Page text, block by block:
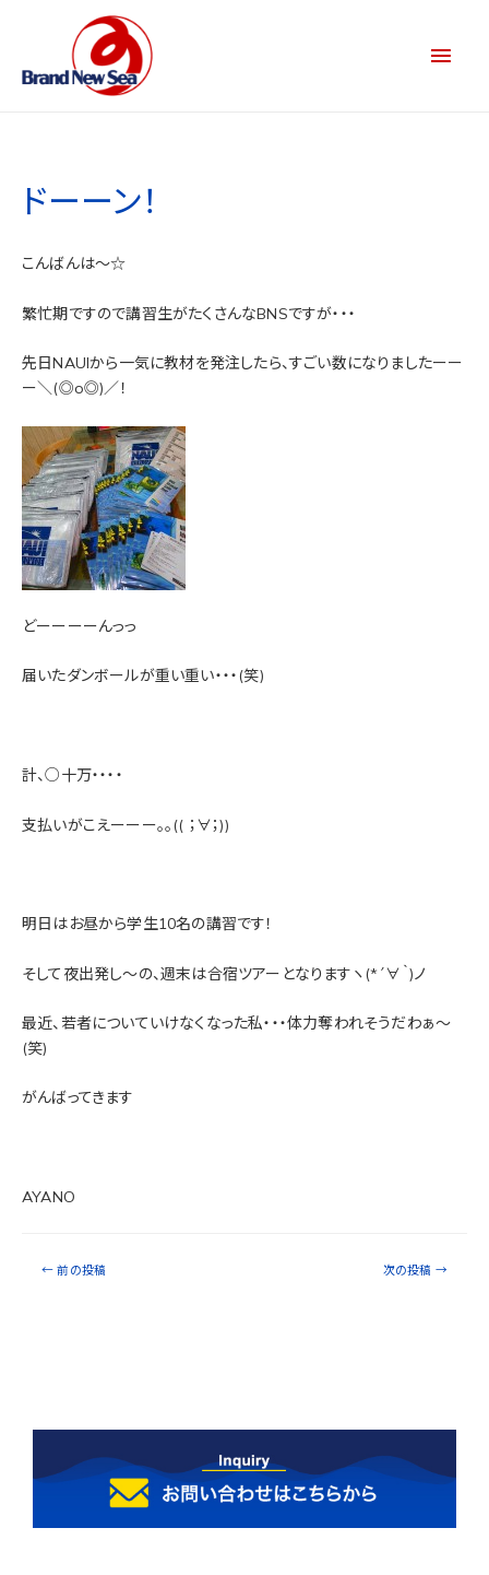
ドーーン！
こんばんは～☆
繁忙期ですので講習生がたくさんなBNSですが・・・
先日NAUIから一気に教材を発注したら、すごい数になりましたーー
ー＼(◎o◎)／！
どーーーーんっっ
届いたダンボールが重い重い・・・(笑)
計、○十万・・・・
支払いがこえーーー。。(( ；∀；))
明日はお昼から学生10名の講習です！
そして夜出発し～の、週末は合宿ツアーとなりますヽ(*´∀｀)ノ
最近、若者についていけなくなった私・・・体力奪われそうだわぁ～
(笑)
がんばってきます
AYANO
← 前の投稿 次の投稿 →